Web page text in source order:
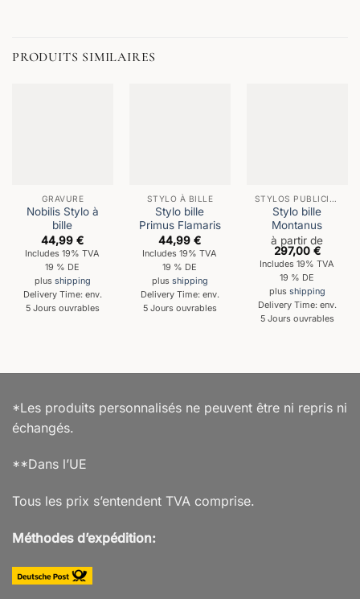
PRODUITS SIMILAIRES
GRAVURE
Nobilis Stylo à
bille
44,99€
Includes 19% TVA
19 % DE
plus shipping
Delivery Time: env.
5 Jours ouvrables
STYLO À BILLE
Stylo bille
Primus Flamaris
44,99€
Includes 19% TVA
19 % DE
plus shipping
Delivery Time: env.
5 Jours ouvrables
STYLOS PUBLICITAIRES
Stylo bille
Montanus
à partir de
297,00 €
Includes 19% TVA
19 % DE
plus shipping
Delivery Time: env.
5 Jours ouvrables
*Les produits personnalisés ne peuvent être ni repris ni
échangés.
**Dans l’UE
Tous les prix s’entendent TVA comprise.
Méthodes d’expédition: